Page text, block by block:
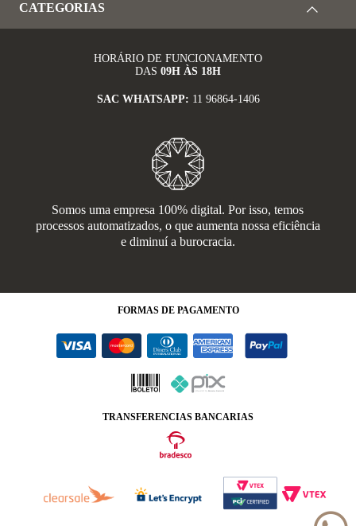
CATEGORIAS
HORÁRIO DE FUNCIONAMENTO
DAS 09H ÀS 18H
SAC WHATSAPP: 11 96864-1406
Somos uma empresa 100% digital. Por isso, temos
processos automatizados, o que aumenta nossa eficiência
e diminuí a burocracia.
FORMAS DE PAGAMENTO
TRANSFERENCIAS BANCARIAS